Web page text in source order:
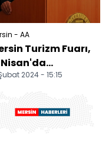
- AA
Turizm Fuarı,
Nisan'da
2024 - 15:15